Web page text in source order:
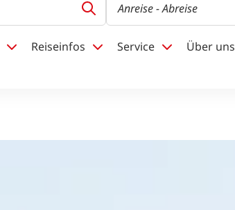
Anreise- Abreise
Reiseinfos Service Über uns